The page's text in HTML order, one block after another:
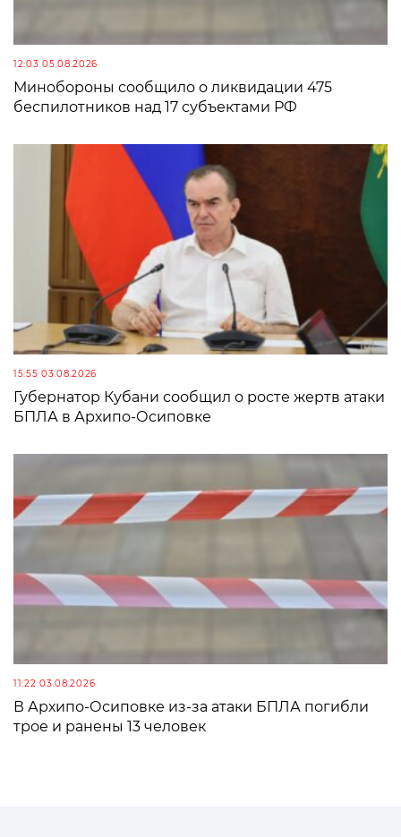
12:03 05.08.2026
Минобороны сообщило о ликвидации 475
беспилотников над 17 субъектами РФ
15:55 03.08.2026
Губернатор Кубани сообщил о росте жертв атаки
БПЛА в Архипо-Осиповке
11:22 03.08.2026
В Архипо-Осиповке из-за атаки БПЛА погибли
трое и ранены 13 человек